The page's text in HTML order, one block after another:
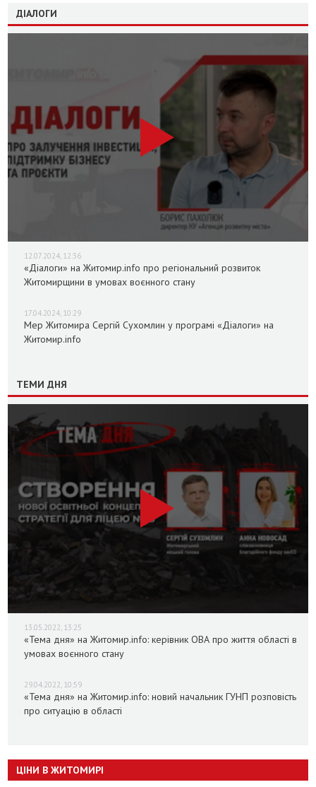
ДІАЛОГИ
12.07.2024, 12:36
«Діалоги» на Житомир.info про регіональний розвиток
Житомирщини в умовах воєнного стану
17.04.2024, 10:29
Мер Житомира Сергій Сухомлин у програмі «Діалоги» на
Житомир.info
ТЕМИ ДНЯ
13.05.2022, 13:25
«Тема дня» на Житомир.info: керівник ОВА про життя області в
умовах воєнного стану
29.04.2022, 10:59
«Тема дня» на Житомир.info: новий начальник ГУНП розповість
про ситуацію в області
ЦІНИ В ЖИТОМИРІ